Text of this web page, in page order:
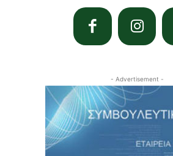
- Advertisement -